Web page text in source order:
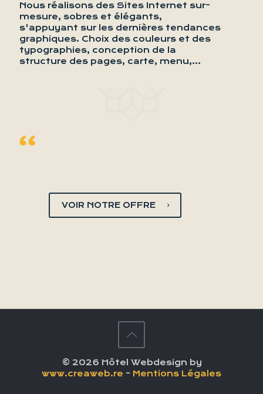
Nous réalisons des Sites Internet sur-
mesure, sobres et élégants,
s'appuyant sur les dernières tendances
graphiques. Choix des couleurs et des
typographies, conception de la
structure des pages, carte, menu,...
VOIR NOTRE OFFRE
© 2026 Hôtel Webdesign by
www.creaweb.re - Mentions Légales